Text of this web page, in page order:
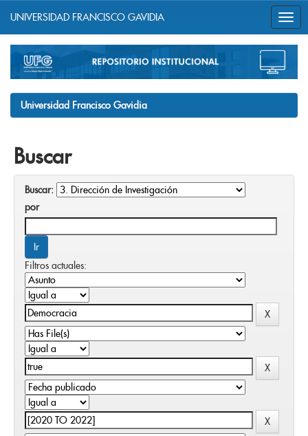
navigation
UNIVERSIDAD FRANCISCO GAVIDIA
Universidad Francisco Gavidia
Buscar
Buscar:
por
Filtros actuales: